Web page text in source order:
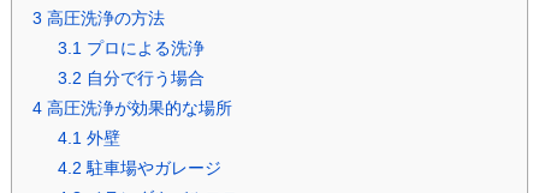
3 高圧洗浄の方法
3.1プロによる洗浄
3.2 自分で行う場合
4高圧洗浄が効果的な場所
4.1外壁
4.2 駐車場やガレージ